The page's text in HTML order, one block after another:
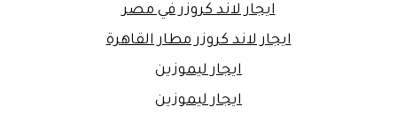
ايجار لاند كروزر في مصر
ايجار لاند كروزر مطار القاهرة
ايجار ليموزين
ايجار ليموزين